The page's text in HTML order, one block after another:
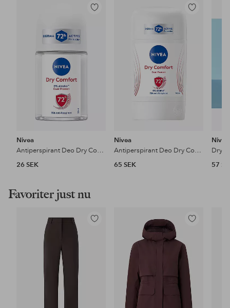
Lägg
Nivea
Antiperspirant Deo Dry Comfort Roll On Mini 25 ml
26 SEK
Lägg
Nivea
Antiperspirant Deo Dry Comfort Stick 50 ml
65 SEK
Nivea
Dry
57
Favoriter just nu
Lägg
Lägg
favoriter